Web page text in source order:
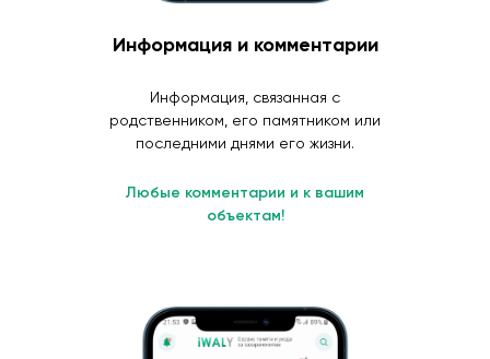
Информация и комментарии
Информация, связанная с
родственником, его памятником или
последними днями его жизни.
Любые комментарии и к вашим
объектам!